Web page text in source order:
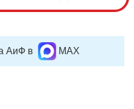
АиФ в MAX